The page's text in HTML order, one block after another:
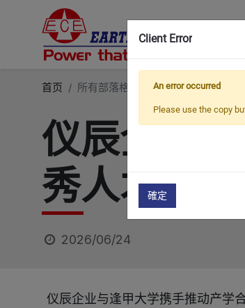
首页 所有部落格 最新消息 仪辰企
仪辰企业 ×
秀人才4年
2026/06/24
仪辰企业与逢甲大学携手推动产学
Client Error
An error occurred
Please use the copy
確定